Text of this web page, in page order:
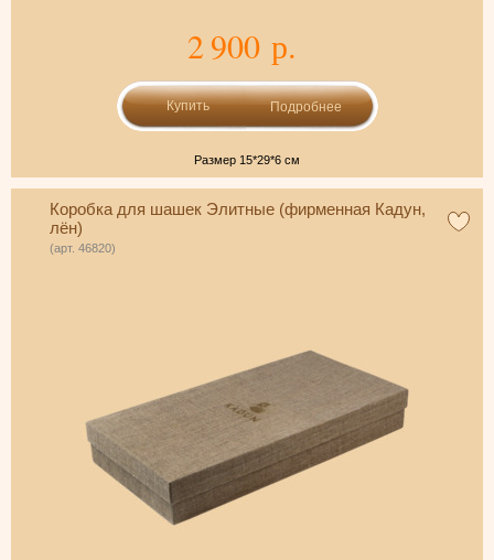
2 900 р.
Подробнее
Размер 15*29*6 см
Коробка для шашек Элитные (фирменная Кадун,
лён)
(арт. 46820)